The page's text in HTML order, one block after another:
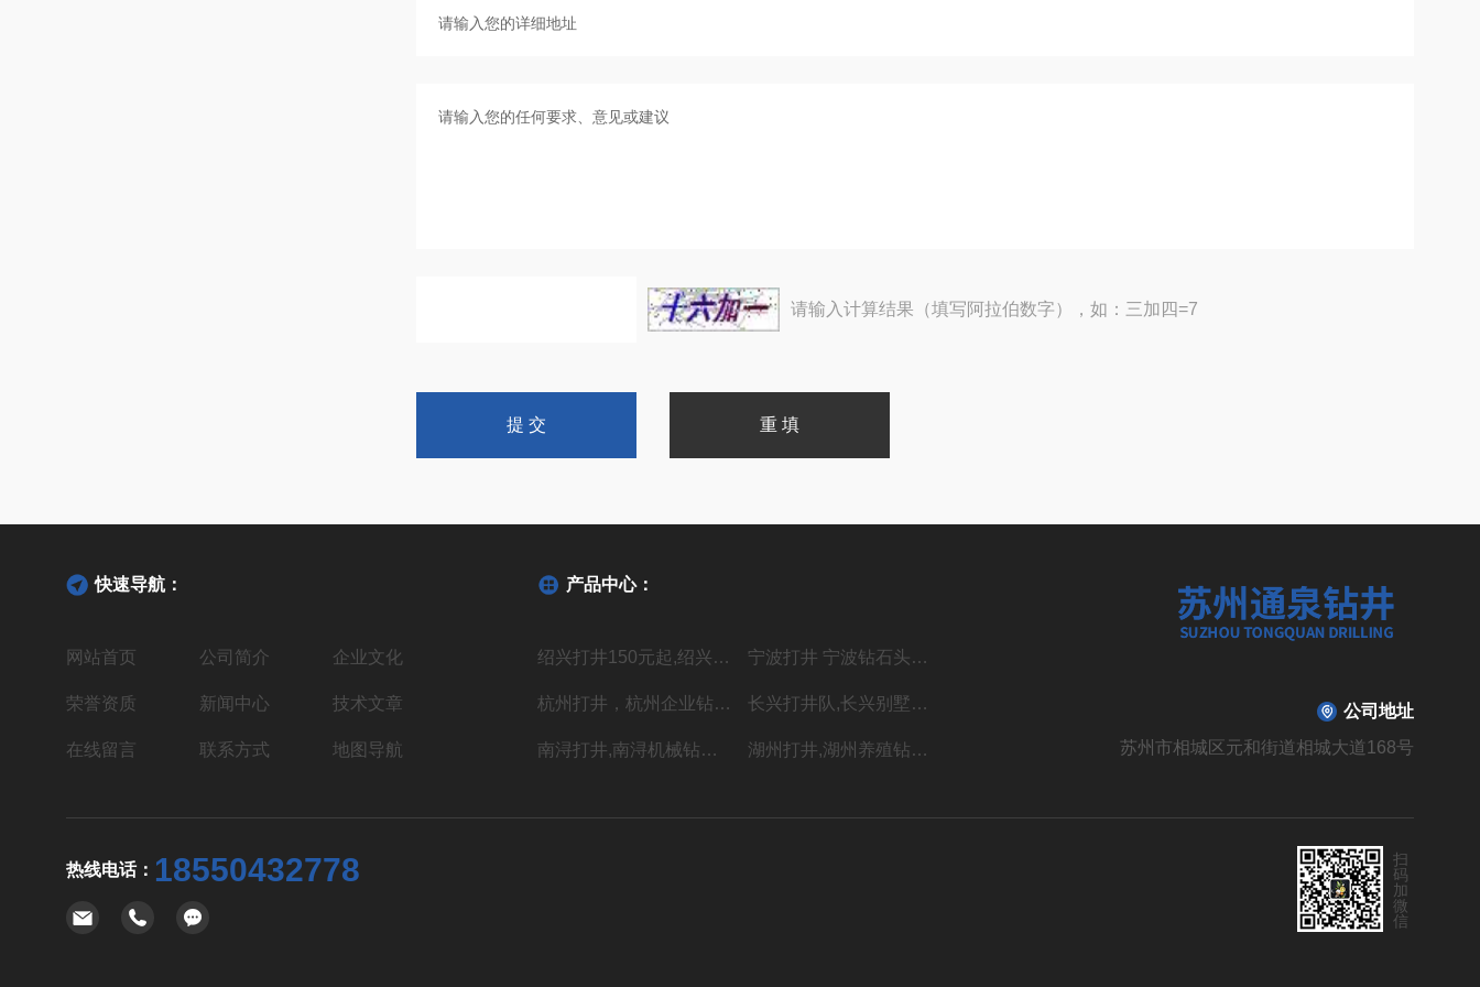
请输入计算结果（填写阿拉伯数字），如：三加四=7
快速导航：
网站首页 公司简介 企业文化
荣誉资质 新闻中心 技术文章
在线留言 联系方式 地图导航
产品中心：
绍兴打井150元起,绍兴机器钻水井施工单位 宁波打井 宁波钻石头井20年经验丰富
杭州打井，杭州企业钻井，上门施工价格低 长兴打井队,长兴别墅打水井,本地专业钻井队
南浔打井,南浔机械钻岩石水深水井 湖州打井,湖州养殖钻岩石井 别墅用水井
公司地址
苏州市相城区元和街道相城大道168号
热线电话： 18550432778
扫
码
加
微
信